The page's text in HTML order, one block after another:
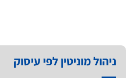
ניהול מוניטין לפי עיסוק